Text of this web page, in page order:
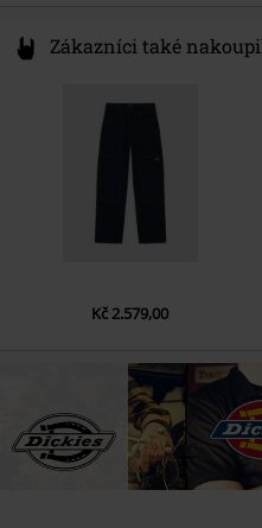
Zákazníci také
Kč 2.579,00